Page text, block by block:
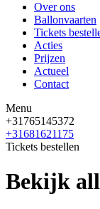
Over ons
Ballonvaarten
Tickets
Acties
Prijzen
Actueel
Contact
Menu
+31765145372
+31681621175
Tickets bestellen
Bekijk